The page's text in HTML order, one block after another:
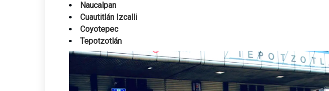
Naucalpan
Cuautitlán Izcalli
Coyotepec
Tepotzotlán